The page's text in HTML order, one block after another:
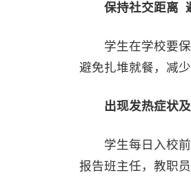
保持社交距离
学生在学校要保
避免扎堆就餐，减少
出现发热症状
学生每日入校前
报告班主任，教职